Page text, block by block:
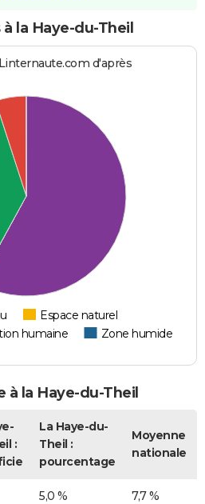
la Haye-du-Theil
d'après
Espace naturel
humaine Zone humide
à la Haye-du-Theil
:
La Haye-du-
Theil :
pourcentage
Moyenne
nationale
5,0 % 7,7 %